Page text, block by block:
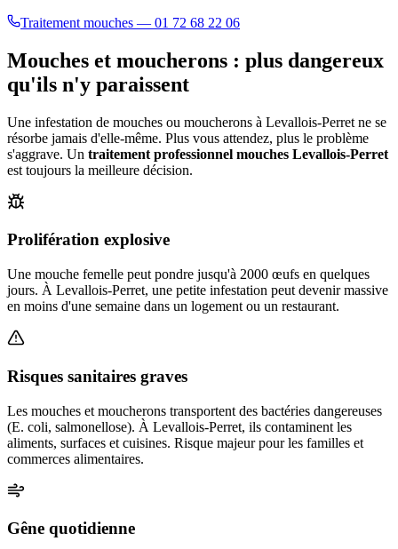
Traitement mouches — 01 72 68 22 06
Mouches et moucherons : plus dangereux
qu'ils n'y paraissent
Une infestation de mouches ou moucherons à Levallois-Perret ne se
résorbe jamais d'elle-même. Plus vous attendez, plus le problème
s'aggrave. Un traitement professionnel mouches Levallois-Perret
est toujours la meilleure décision.
Prolifération explosive
Une mouche femelle peut pondre jusqu'à 2000 œufs en quelques
jours. À Levallois-Perret, une petite infestation peut devenir massive
en moins d'une semaine dans un logement ou un restaurant.
Risques sanitaires graves
Les mouches et moucherons transportent des bactéries dangereuses
(E. coli, salmonellose). À Levallois-Perret, ils contaminent les
aliments, surfaces et cuisines. Risque majeur pour les familles et
commerces alimentaires.
Gêne quotidienne